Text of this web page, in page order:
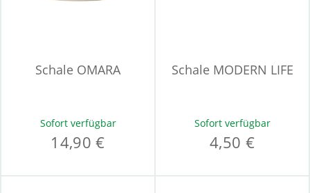
Schale OMARA
Sofort verfügbar
14,90 €
Schale MODERN LIFE
Sofort verfügbar
4,50 €